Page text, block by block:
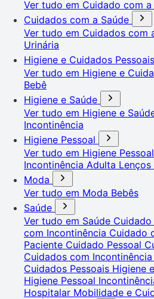
Ver tudo em Cuidado com a
Cuidados com a Saúde
Ver tudo em Cuidados com
Urinária
Higiene e Cuidados Pessoais
Ver tudo em Higiene e
Bebê
Higiene e Saúde
Ver tudo em Higiene e
Incontinência
Higiene Pessoal
Ver tudo em Higiene Pessoal
Incontinência Adulta Lenços
Moda
Ver tudo em Moda Bebês
Saúde
Ver tudo em Saúde
com Incontinência Cuidado
Paciente Cuidado Pessoal
Cuidados com Incontinência
Cuidados Pessoais Higiene
Higiene Pessoal
Hospitalar Mobilidade e